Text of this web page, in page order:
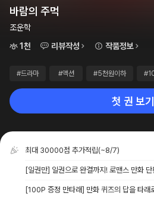
바람의 주먹
조운학
1천
리뷰작성 작품정보
#드라마 #액션 #5천원이하
첫 권 보기
최대 30000점 추가적립(~8/7)
[일권만] 일권으로 완결까지! 로맨스 만화 단
[100P 증정 만타래] 만화 퀴즈의 답을 타래